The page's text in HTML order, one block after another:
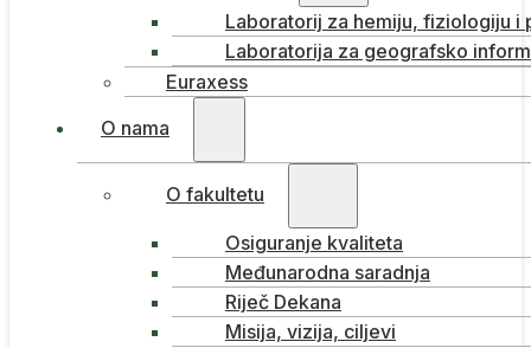
Laboratorij za hemiju, fiziologiju i
Laboratorija za geografsko
Euraxess
O nama
O fakultetu
Osiguranje kvaliteta
Međunarodna saradnja
Riječ Dekana
Misija, vizija, ciljevi